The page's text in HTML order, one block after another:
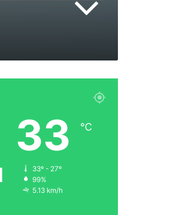
33 ℃
33º - 27º
99%
5.13 km/h